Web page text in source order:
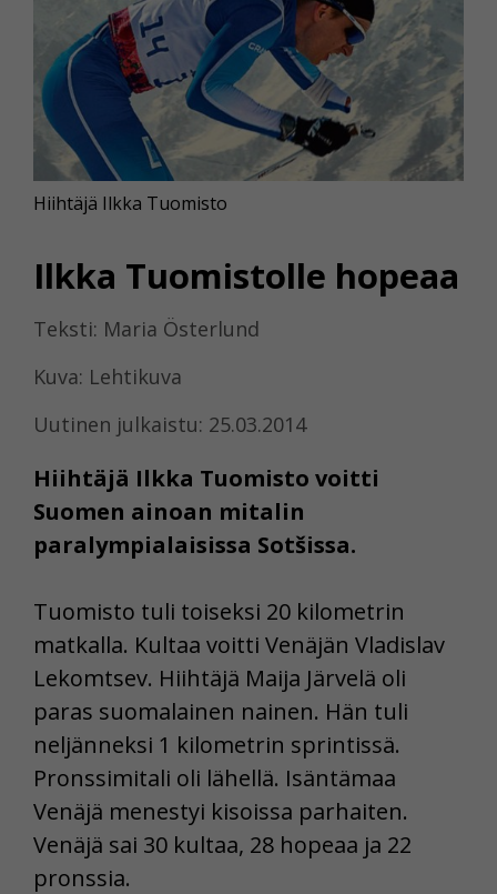
Ilkka Tuomistolle hopeaa
Teksti: Maria Österlund
Kuva: Lehtikuva
Uutinen julkaistu: 25.03.2014
Hiihtäjä Ilkka Tuomisto voitti
Suomen ainoan mitalin
paralympialaisissa Sotšissa.
Hiihtäjä Ilkka Tuomisto
Tuomisto tuli toiseksi 20 kilometrin
matkalla. Kultaa voitti Venäjän Vladislav
Lekomtsev. Hiihtäjä Maija Järvelä oli
paras suomalainen nainen. Hän tuli
neljänneksi 1 kilometrin sprintissä.
Pronssimitali oli lähellä. Isäntämaa
Venäjä menestyi kisoissa parhaiten.
Venäjä sai 30 kultaa, 28 hopeaa ja 22
pronssia.